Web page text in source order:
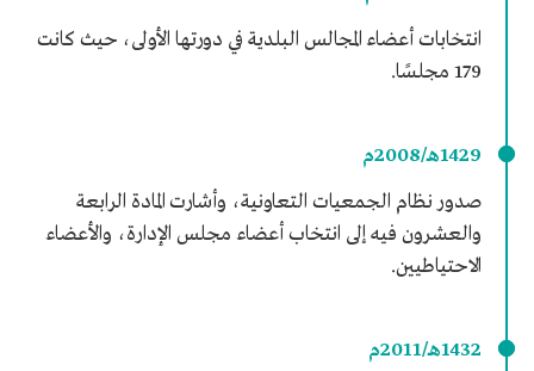
انتخابات أعضاء المجالس البلدية في دورتها الأولى، حيث كانت
179 مجلسًا.
1429هـ/2008م
صدور نظام الجمعيات التعاونية، وأشارت المادة الرابعة
والعشرون فيه إلى انتخاب أعضاء مجلس الإدارة، والأعضاء
الاحتياطيين.
1432هـ/2011م